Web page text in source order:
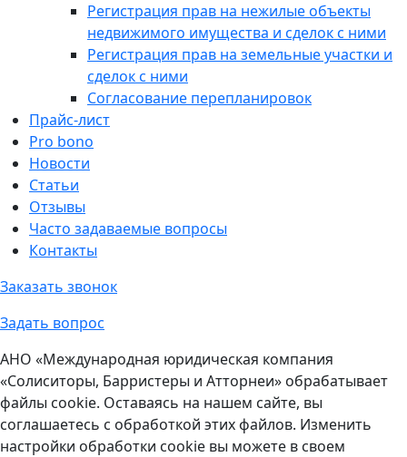
Регистрация прав на нежилые объекты
недвижимого имущества и сделок с ними
Регистрация прав на земельные участки и
сделок с ними
Согласование перепланировок
Прайс-лист
Pro bono
Новости
Статьи
Отзывы
Часто задаваемые вопросы
Контакты
Заказать звонок
Задать вопрос
АНО «Международная юридическая компания
«Солиситоры, Барристеры и Атторнеи» обрабатывает
файлы cookie. Оставаясь на нашем сайте, вы
соглашаетесь с обработкой этих файлов. Изменить
настройки обработки cookie вы можете в своем